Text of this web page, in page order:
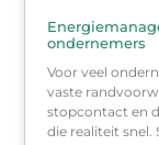
ondernemers
Voor veel
vaste
stopcontact en
die realiteit snel.